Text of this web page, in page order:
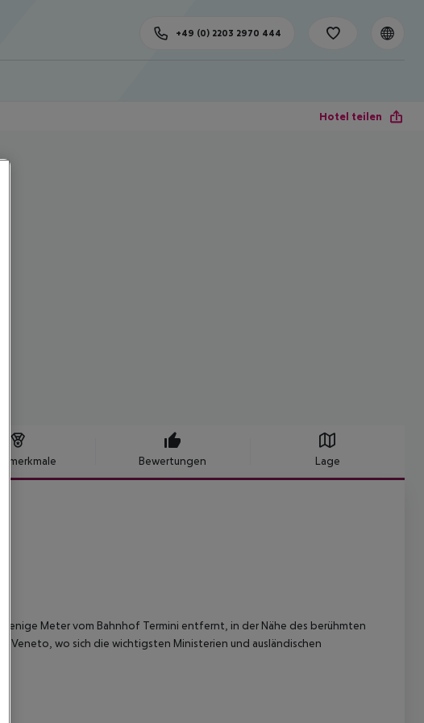
+49 (0) 2203 2970 444
Hotel teilen
Bewertungen Lage
Meter vom Bahnhof Termini entfernt, in der Nähe des berühmten
Veneto, wo sich die wichtigsten Ministerien und ausländischen